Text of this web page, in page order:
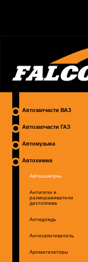
Автозапчасти ВАЗ
Автозапчасти ГАЗ
Автомузыка
Автохимия
Автошампунь
Антигели и
размораживатели
дизтоплива
Антидождь
Антизапотеватель
Ароматизаторы